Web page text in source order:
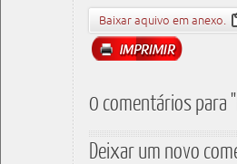
Baixar aquivo em anexo.
0 comentários
Deixar um novo